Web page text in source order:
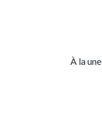
À la une